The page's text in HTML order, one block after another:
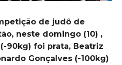
de judô de
neste domingo (10) ,
90kg) foi prata, Beatriz
Gonçalves (-100kg)